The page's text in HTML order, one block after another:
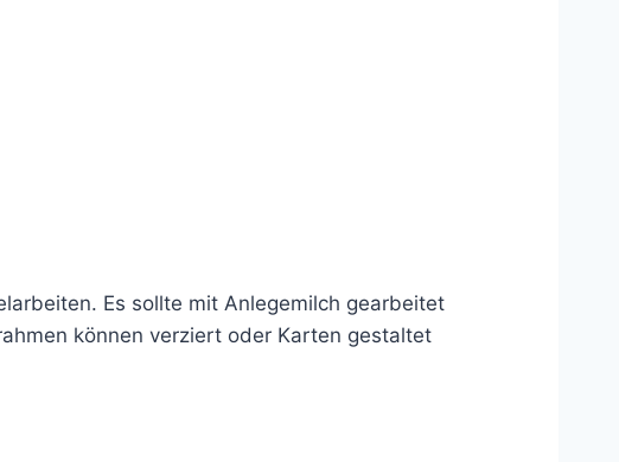
Es sollte mit Anlegemilch gearbeitet
können verziert oder Karten gestaltet